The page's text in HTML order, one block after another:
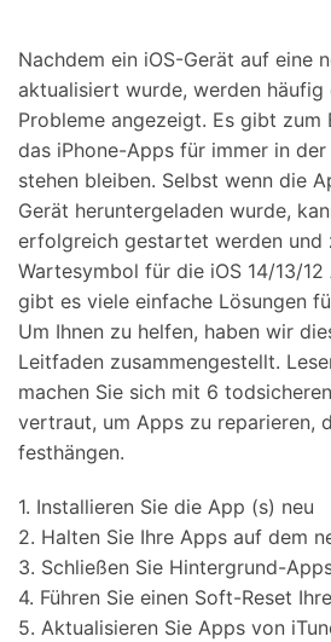
Nachdem ein iOS-Gerät auf eine
aktualisiert wurde, werden häufig
Probleme angezeigt. Es gibt zum
das iPhone-Apps für immer in
stehen bleiben. Selbst wenn die
Gerät heruntergeladen wurde,
erfolgreich gestartet werden und
Wartesymbol für die iOS 14/13/
gibt es viele einfache Lösungen
Um Ihnen zu helfen, haben wir
Leitfaden zusammengestellt.
machen Sie sich mit 6
vertraut, um Apps zu reparieren,
festhängen.
1. Installieren Sie die App (s) neu
2. Halten Sie Ihre Apps auf dem
3. Schließen Sie Hintergrund-
4. Führen Sie einen Soft-Reset
5. Aktualisieren Sie Apps von